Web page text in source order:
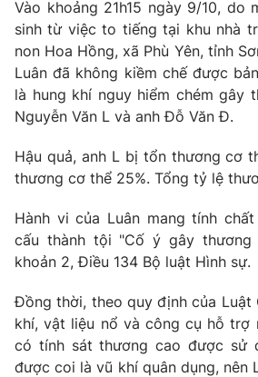
Photo
Video Shorts
VTV Sức khoẻ Bất
Thị trường 24h Tấm
VTV4 Vươn
VTV9 VTV8
Vào khoảng 21h15 ngày 9/10, do
sinh từ việc to tiếng tại khu nhà
non Hoa Hồng, xã Phù Yên, tỉnh
Luân đã không kiềm chế được
là hung khí nguy hiểm chém gây
Nguyễn Văn L và anh Đỗ Văn Đ.
Hậu quả, anh L bị tổn thương cơ
thương cơ thể 25%. Tổng tỷ lệ
Hành vi của Luân mang tính
cấu thành tội "Cố ý gây
khoản 2, Điều 134 Bộ luật Hình sự.
Đồng thời, theo quy định của Luật
khí, vật liệu nổ và công cụ hỗ trợ
có tính sát thương cao được sử
được coi là vũ khí quân dụng, nên